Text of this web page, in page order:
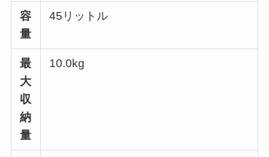
容
量
45リットル
最
大
収
納
量
10.0kg